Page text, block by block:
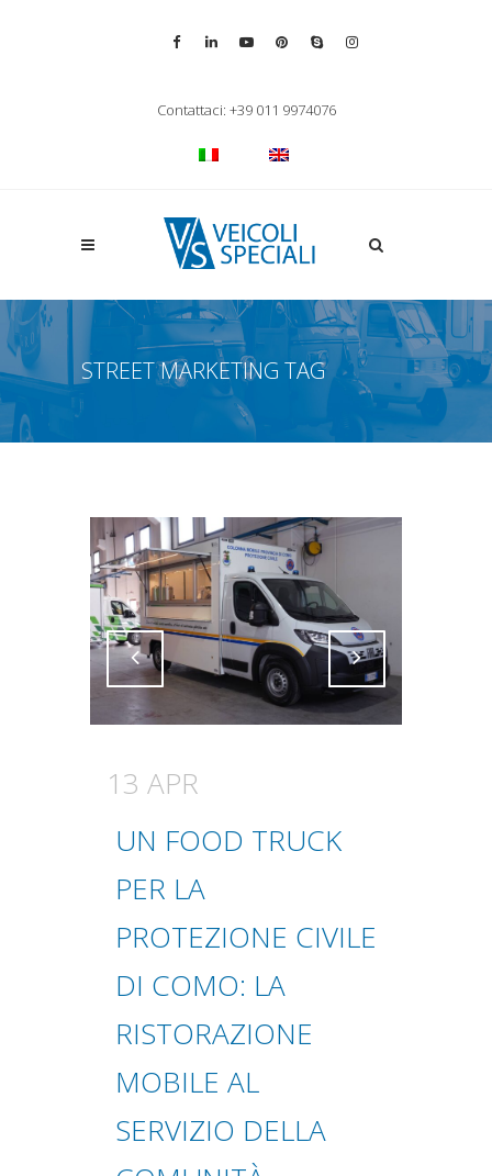
Contattaci: +39 011 9974076
Apri la ricerca
STREET MARKETING TAG
Attiva comando Attiva comando
13 APR
UN FOOD TRUCK
PER LA
PROTEZIONE CIVILE
DI COMO: LA
RISTORAZIONE
MOBILE AL
SERVIZIO DELLA